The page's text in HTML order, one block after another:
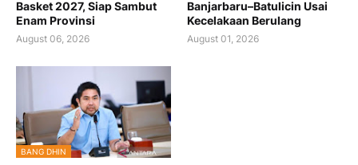
Basket 2027, Siap Sambut
Enam Provinsi
August 06, 2026
Banjarbaru–Batulicin Usai
Kecelakaan Berulang
August 01, 2026
BANG DHIN